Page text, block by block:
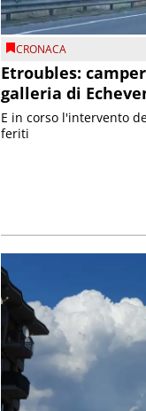
CRONACA
Etroubles:
galleria di
E in corso l'intervento
feriti